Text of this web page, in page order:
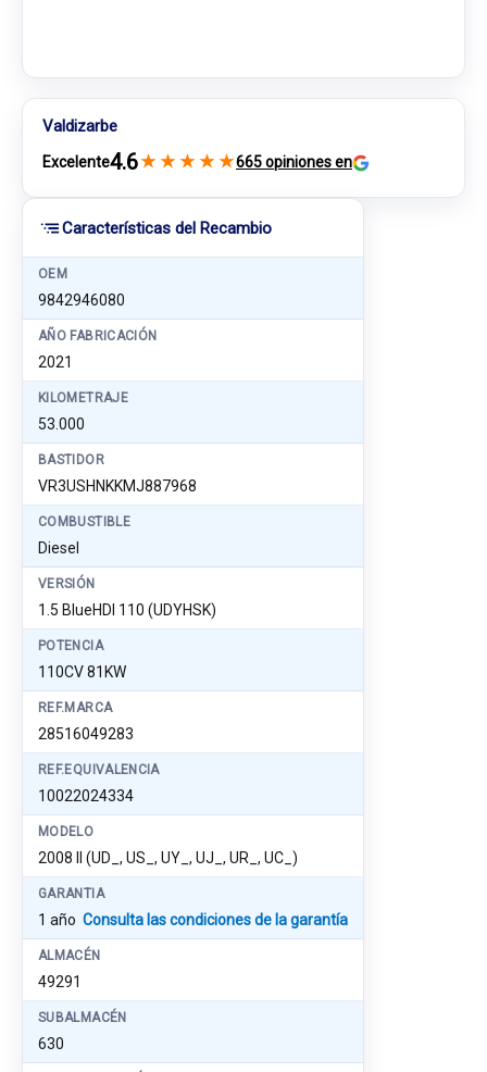
Características del Recambio
OEM
9842946080
AÑO FABRICACIÓN
2021
KILOMETRAJE
53.000
BASTIDOR
VR3USHNKKMJ887968
COMBUSTIBLE
Diesel
VERSIÓN
1.5 BlueHDI 110 (UDYHSK)
POTENCIA
110CV 81KW
REF.MARCA
28516049283
REF.EQUIVALENCIA
10022024334
MODELO
2008 II (UD_, US_, UY_, UJ_, UR_, UC_)
GARANTIA
1 año Consulta las condiciones de la garantía
ALMACÉN
49291
SUBALMACÉN
630
Valdizarbe
Excelente4.6★ ★ ★ ★ ★665 opiniones en